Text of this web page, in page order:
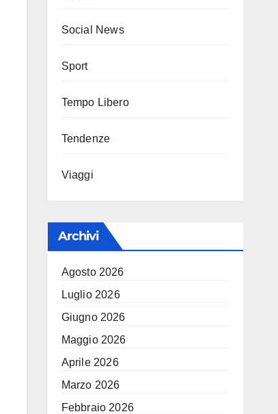
Social News
Sport
Tempo Libero
Tendenze
Viaggi
Archivi
Agosto 2026
Luglio 2026
Giugno 2026
Maggio 2026
Aprile 2026
Marzo 2026
Febbraio 2026